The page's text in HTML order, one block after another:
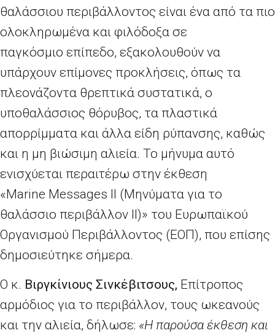
θαλάσσιου περιβάλλοντος είναι ένα από τα πιο
ολοκληρωμένα και φιλόδοξα σε
παγκόσμιo επίπεδο, εξακολουθούν να
υπάρχουν επίμονες προκλήσεις, όπως τα
πλεονάζοντα θρεπτικά συστατικά, ο
υποθαλάσσιος θόρυβος, τα πλαστικά
απορρίμματα και άλλα είδη ρύπανσης, καθώς
και η μη βιώσιμη αλιεία. Το μήνυμα αυτό
ενισχύεται περαιτέρω στην έκθεση
«Marine Messages II (Μηνύματα για το
θαλάσσιο περιβάλλον II)» του Ευρωπαϊκού
Οργανισμού Περιβάλλοντος (ΕΟΠ), που επίσης
δημοσιεύτηκε σήμερα.
Ο κ. Βιργκίνιους Σινκέβιτσους, Επίτροπος
αρμόδιος για το περιβάλλον, τους ωκεανούς
και την αλιεία, δήλωσε: «Η παρούσα έκθεση και